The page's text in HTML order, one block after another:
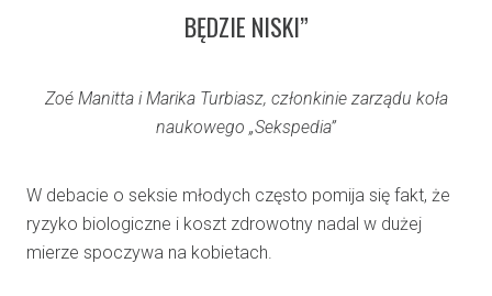
BĘDZIE NISKI”
Zoé Manitta i Marika Turbiasz, członkinie zarządu koła
naukowego „Sekspedia”
W debacie o seksie młodych często pomija się fakt, że
ryzyko biologiczne i koszt zdrowotny nadal w dużej
mierze spoczywa na kobietach.